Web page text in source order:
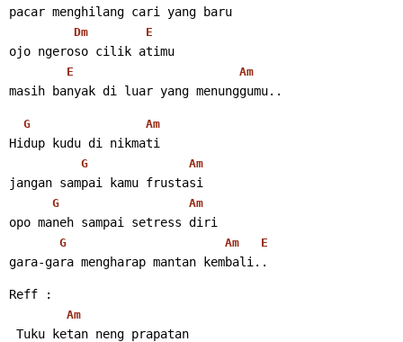
pacar menghilang cari yang baru
Dm E
ojo ngeroso cilik atimu
E Am
masih banyak di luar yang menunggumu..
G Am
Hidup kudu di nikmati
G Am
jangan sampai kamu frustasi
G Am
opo maneh sampai setress diri
G Am E
gara-gara mengharap mantan kembali..
Reff :
Am
Tuku ketan neng prapatan